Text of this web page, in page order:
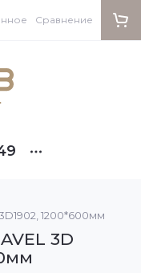
Сравнение
1200*600мм
3D